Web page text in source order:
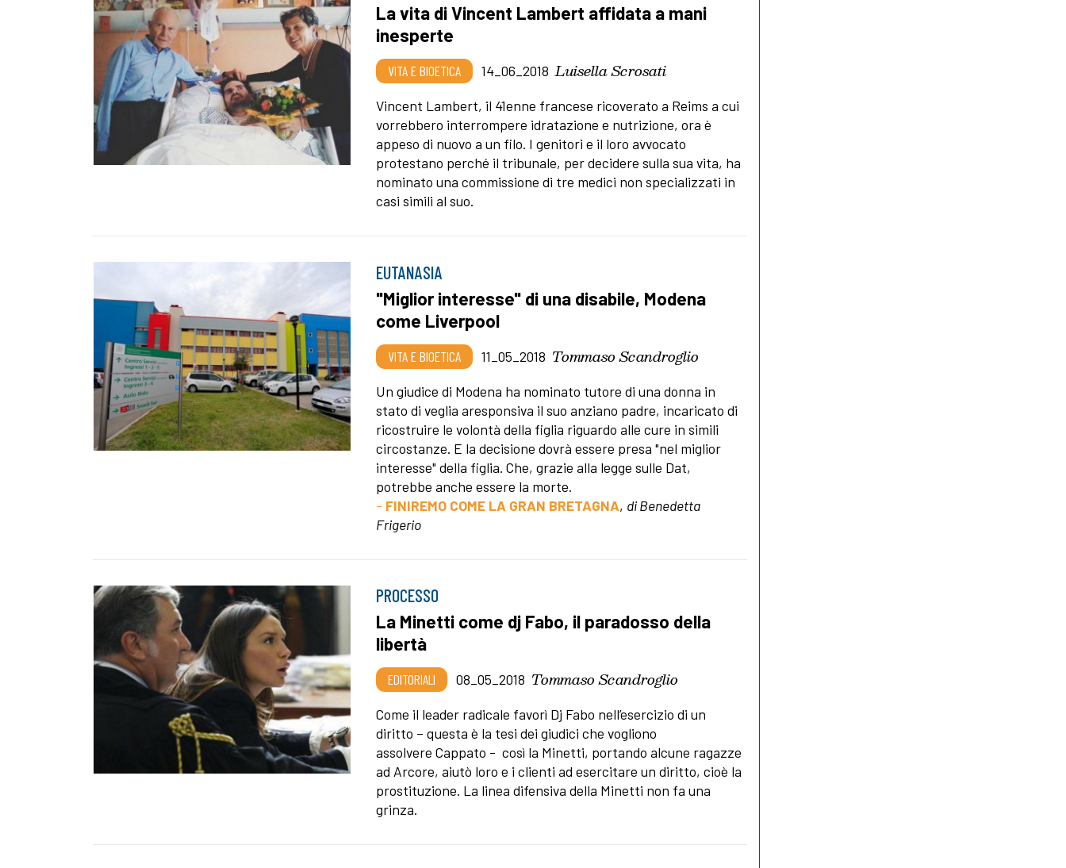
La vita di Vincent Lambert affidata a mani
inesperte
VITA E BIOETICA 14_06_2018 Luisella Scrosati
Vincent Lambert, il 41enne francese ricoverato a Reims a cui
vorrebbero interrompere idratazione e nutrizione, ora è
appeso di nuovo a un filo. I genitori e il loro avvocato
protestano perché il tribunale, per decidere sulla sua vita, ha
nominato una commissione di tre medici non specializzati in
casi simili al suo.
EUTANASIA
"Miglior interesse" di una disabile, Modena
come Liverpool
VITA E BIOETICA 11_05_2018 Tommaso Scandroglio
Un giudice di Modena ha nominato tutore di una donna in
stato di veglia aresponsiva il suo anziano padre, incaricato di
ricostruire le volontà della figlia riguardo alle cure in simili
circostanze. E la decisione dovrà essere presa "nel miglior
interesse" della figlia. Che, grazie alla legge sulle Dat,
potrebbe anche essere la morte.
- FINIREMO COME LA GRAN BRETAGNA, di Benedetta
Frigerio
PROCESSO
La Minetti come dj Fabo, il paradosso della
libertà
EDITORIALI 08_05_2018 Tommaso Scandroglio
Come il leader radicale favorì Dj Fabo nell’esercizio di un
diritto – questa è la tesi dei giudici che vogliono
assolvere Cappato - così la Minetti, portando alcune ragazze
ad Arcore, aiutò loro e i clienti ad esercitare un diritto, cioè la
prostituzione. La linea difensiva della Minetti non fa una
grinza.